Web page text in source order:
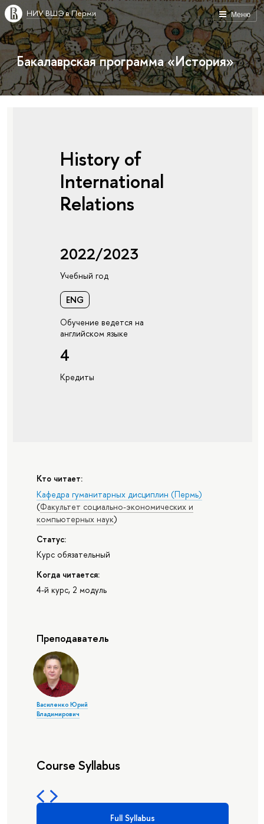
Меню
НИУ ВШЭ в Перми
Бакалаврская программа «История»
History of
International
Relations
2022/2023
Учебный год
ENG
Обучение ведется на
английском языке
4
Кредиты
Кто читает:
Кафедра гуманитарных дисциплин (Пермь)
(Факультет социально-экономических и
компьютерных наук)
Статус:
Курс обязательный
Когда читается:
4-й курс, 2 модуль
Преподаватель
Василенко Юрий
Владимирович
Course Syllabus
Full Syllabus